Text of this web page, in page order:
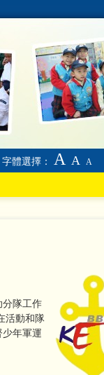
字體選擇： A A A
分隊工作
活動和隊
年軍運